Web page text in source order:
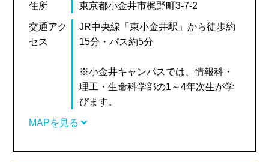
住所 東京都小金井市梶野町3-7-2
交通アク
セス
JR中央線「東小金井駅」から徒歩約
15分・バス約5分
※小金井キャンパスでは、情報科・
理工・生命科学部の1～4年次生が学
びます。
MAPを見る